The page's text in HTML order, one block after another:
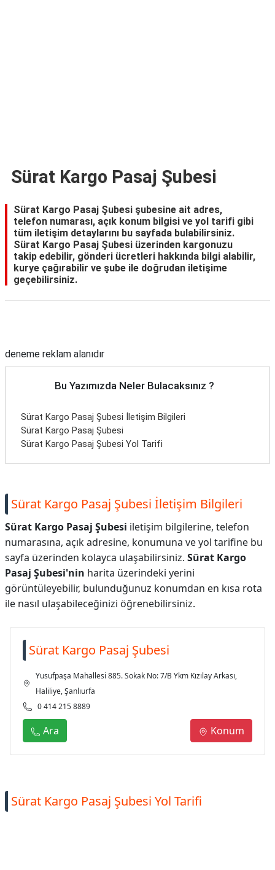
Sürat Kargo Pasaj Şubesi
Sürat Kargo Pasaj Şubesi şubesine ait adres,
telefon numarası, açık konum bilgisi ve yol tarifi gibi
tüm iletişim detaylarını bu sayfada bulabilirsiniz.
Sürat Kargo Pasaj Şubesi üzerinden kargonuzu
takip edebilir, gönderi ücretleri hakkında bilgi alabilir,
kurye çağırabilir ve şube ile doğrudan iletişime
geçebilirsiniz.
deneme reklam alanıdır
Bu Yazımızda Neler Bulacaksınız ?
Sürat Kargo Pasaj Şubesi İletişim Bilgileri
Sürat Kargo Pasaj Şubesi
Sürat Kargo Pasaj Şubesi Yol Tarifi
Sürat Kargo Pasaj Şubesi İletişim Bilgileri
Sürat Kargo Pasaj Şubesi iletişim bilgilerine, telefon
numarasına, açık adresine, konumuna ve yol tarifine bu
sayfa üzerinden kolayca ulaşabilirsiniz. Sürat Kargo
Pasaj Şubesi'nin harita üzerindeki yerini
görüntüleyebilir, bulunduğunuz konumdan en kısa rota
ile nasıl ulaşabileceğinizi öğrenebilirsiniz.
Sürat Kargo Pasaj Şubesi
Yusufpaşa Mahallesi 885. Sokak No: 7/B Ykm Kızılay Arkası,
Haliliye, Şanlıurfa
0 414 215 8889
Ara Konum
Sürat Kargo Pasaj Şubesi Yol Tarifi